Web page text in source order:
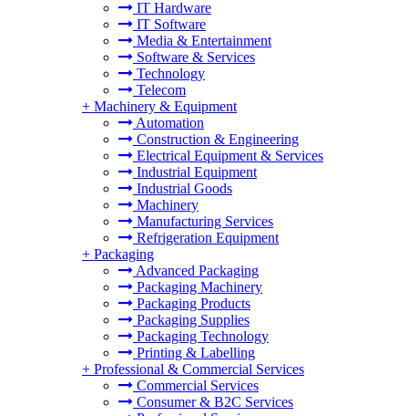
IT Hardware
IT Software
Media & Entertainment
Software & Services
Technology
Telecom
+ Machinery & Equipment
Automation
Construction & Engineering
Electrical Equipment & Services
Industrial Equipment
Industrial Goods
Machinery
Manufacturing Services
Refrigeration Equipment
+ Packaging
Advanced Packaging
Packaging Machinery
Packaging Products
Packaging Supplies
Packaging Technology
Printing & Labelling
+ Professional & Commercial Services
Commercial Services
Consumer & B2C Services